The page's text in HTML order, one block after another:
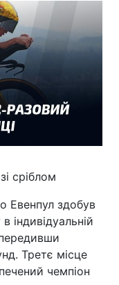
сріблом
Евенпул здобув
індивідуальній
Третє місце
чемпіон